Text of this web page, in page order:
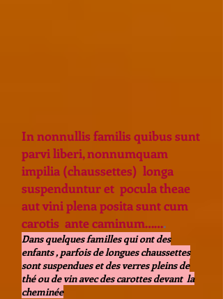
In nonnullis familis quibus sunt
parvi liberi, nonnumquam
impilia (chaussettes) longa
suspenduntur et pocula theae
aut vini plena posita sunt cum
carotis ante caminum…….
Dans quelques familles qui ont des
enfants , parfois de longues chaussettes
sont suspendues et des verres pleins de
thé ou de vin avec des carottes devant la
cheminée